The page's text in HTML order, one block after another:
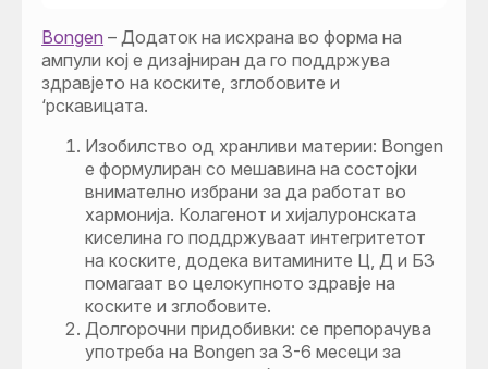
Bongen – Додаток на исхрана во форма на
ампули кој е дизајниран да го поддржува
здравјето на коските, зглобовите и
‘рскавицата.
Изобилство од хранливи материи: Bongen
е формулиран со мешавина на состојки
внимателно избрани за да работат во
хармонија. Колагенот и хијалуронската
киселина го поддржуваат интегритетот
на коските, додека витамините Ц, Д и Б3
помагаат во целокупното здравје на
коските и зглобовите.
Долгорочни придобивки: се препорачува
употреба на Bongen за 3-6 месеци за